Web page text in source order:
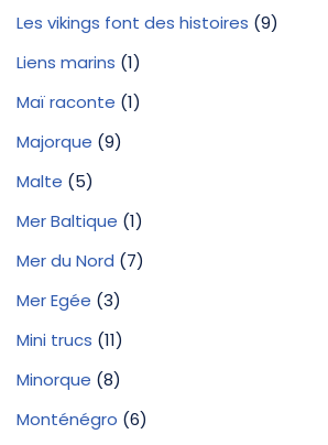
Les vikings font des histoires (9)
Liens marins (1)
Maï raconte (1)
Majorque (9)
Malte (5)
Mer Baltique (1)
Mer du Nord (7)
Mer Egée (3)
Mini trucs (11)
Minorque (8)
Monténégro (6)